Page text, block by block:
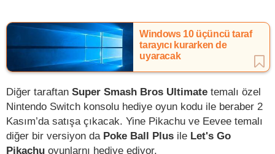
Windows 10 üçüncü taraf
tarayıcı kurarken de
uyaracak
Diğer taraftan Super Smash Bros Ultimate temalı özel
Nintendo Switch konsolu hediye oyun kodu ile beraber 2
Kasım’da satışa çıkacak. Yine Pikachu ve Eevee temalı
diğer bir versiyon da Poke Ball Plus ile Let's Go
Pikachu oyunlarnı hediye ediyor.